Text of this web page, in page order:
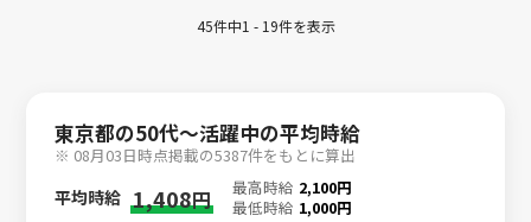
45件中1 - 19件を表示
東京都の50代～活躍中の平均時給
※ 08月03日時点掲載の5387件をもとに算出
平均時給 1,408円 最高時給 2,100円
最低時給 1,000円